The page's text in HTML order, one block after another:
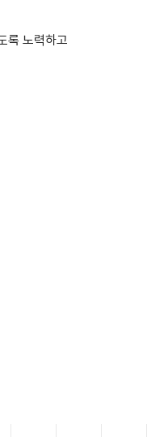
록 노력하고